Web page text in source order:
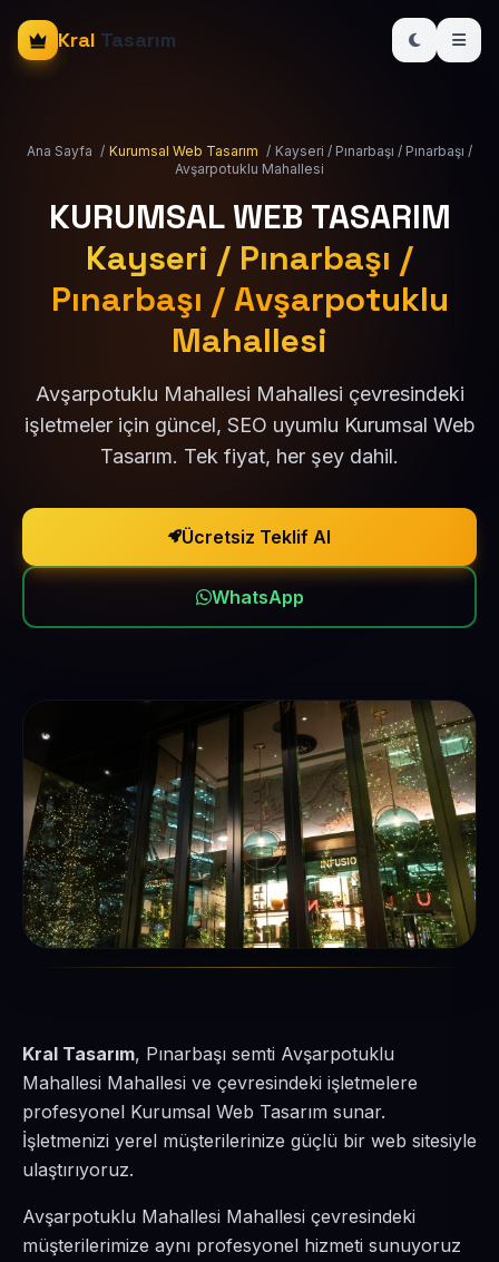
Kral Tasarım
Ana Sayfa / Kurumsal Web Tasarım / Kayseri / Pınarbaşı / Pınarbaşı /
Avşarpotuklu Mahallesi
KURUMSAL WEB TASARIM
Kayseri / Pınarbaşı /
Pınarbaşı / Avşarpotuklu
Mahallesi
Avşarpotuklu Mahallesi Mahallesi çevresindeki
işletmeler için güncel, SEO uyumlu Kurumsal Web
Tasarım. Tek fiyat, her şey dahil.
Ücretsiz Teklif Al
WhatsApp
Kral Tasarım, Pınarbaşı semti Avşarpotuklu
Mahallesi Mahallesi ve çevresindeki işletmelere
profesyonel Kurumsal Web Tasarım sunar.
İşletmenizi yerel müşterilerinize güçlü bir web sitesiyle
ulaştırıyoruz.
Avşarpotuklu Mahallesi Mahallesi çevresindeki
müşterilerimize aynı profesyonel hizmeti sunuyoruz